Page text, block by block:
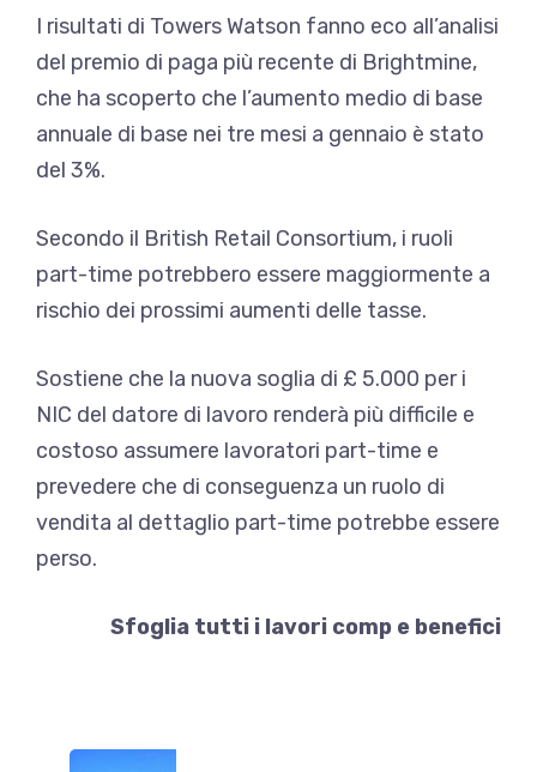
I risultati di Towers Watson fanno eco all’analisi
del premio di paga più recente di Brightmine,
che ha scoperto che l’aumento medio di base
annuale di base nei tre mesi a gennaio è stato
del 3%.
Secondo il British Retail Consortium, i ruoli
part-time potrebbero essere maggiormente a
rischio dei prossimi aumenti delle tasse.
Sostiene che la nuova soglia di £ 5.000 per i
NIC del datore di lavoro renderà più difficile e
costoso assumere lavoratori part-time e
prevedere che di conseguenza un ruolo di
vendita al dettaglio part-time potrebbe essere
perso.
Sfoglia tutti i lavori comp e benefici